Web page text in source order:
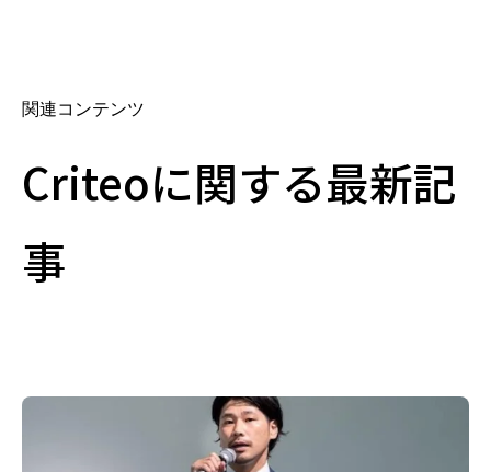
関連コンテンツ
Criteoに関する最新記
事